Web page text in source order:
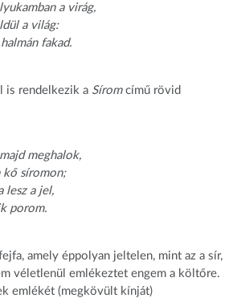
a virág,
a világ:
fakad.
is rendelkezik a Sírom című rövid
meghalok,
kő síromon;
lesz a jel,
porom.
amely éppolyan jeltelen, mint az a sír,
véletlenül emlékeztet engem a költőre.
emlékét (megkövült kínját)